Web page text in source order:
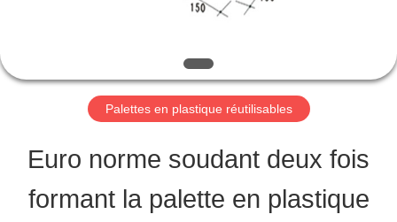
CONTROL
CONTACT
US
Palettes en plastique réutilisables
Euro norme soudant deux fois
formant la palette en plastique